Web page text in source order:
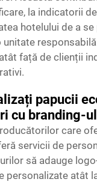
la indicatorii
hotelului de a
față de clienții
papucii
cu branding-
care
servicii de
să adauge
personalizate atât